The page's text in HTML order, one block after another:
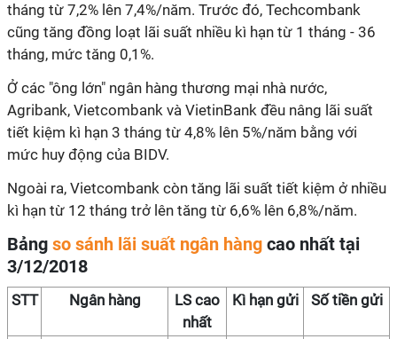
tháng từ 7,2% lên 7,4%/năm. Trước đó, Techcombank
cũng tăng đồng loạt lãi suất nhiều kì hạn từ 1 tháng - 36
tháng, mức tăng 0,1%.
Ở các "ông lớn" ngân hàng thương mại nhà nước,
Agribank, Vietcombank và VietinBank đều nâng lãi suất
tiết kiệm kì hạn 3 tháng từ 4,8% lên 5%/năm bằng với
mức huy động của BIDV.
Ngoài ra, Vietcombank còn tăng lãi suất tiết kiệm ở nhiều
kì hạn từ 12 tháng trở lên tăng từ 6,6% lên 6,8%/năm.
Bảng so sánh lãi suất ngân hàng cao nhất tại
3/12/2018
STT Ngân hàng
LS cao
nhất
Kì hạn gửi Số tiền gửi